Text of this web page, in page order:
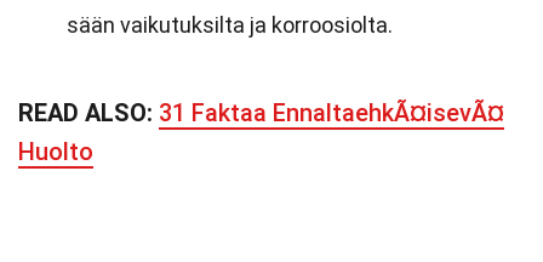
sään vaikutuksilta ja korroosiolta.
READ ALSO: 31 Faktaa EnnaltaehkÃ¤isevÃ¤
Huolto